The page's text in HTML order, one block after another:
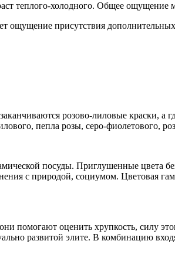
теплого-холодного. Общее ощущение
присутствия дополнительных
розово-лиловые краски,
пепла розы, серо-фиолетового,
посуды. Приглушенные цвета без
с природой, социумом. Цветовая
оценить хрупкость, силу
развитой элите. В комбинацию